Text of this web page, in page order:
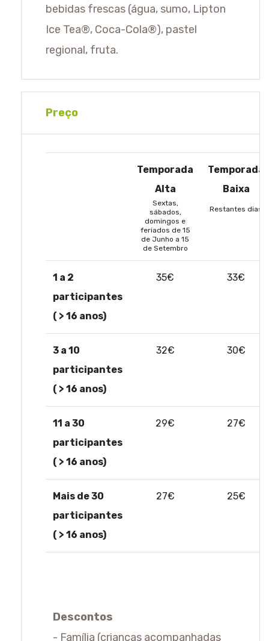
bebidas frescas (água, sumo, Lipton
Ice Tea®, Coca-Cola®), pastel
regional, fruta.
Preço
Temporada
Alta
Sextas,
sábados,
domingos e
feriados de 15
de Junho a 15
de Setembro
Temporada
Baixa
Restantes dias
1 a 2
participantes
( > 16 anos)
35€ 33€
3 a 10
participantes
( > 16 anos)
32€ 30€
11 a 30
participantes
( > 16 anos)
29€ 27€
Mais de 30
participantes
( > 16 anos)
27€ 25€
Descontos
- Família (crianças acompanhadas